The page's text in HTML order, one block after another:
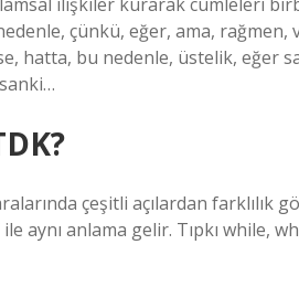
çünkü, eğer, ama, rağmen,
hatta, bu nedenle, üstelik, eğer
çeşitli açılardan
aynı anlama gelir. Tıpkı while,